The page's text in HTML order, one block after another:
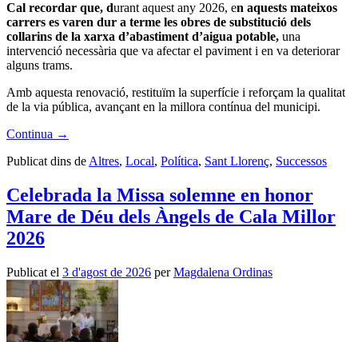
Cal recordar que, durant aquest any 2026, en aquests mateixos
carrers es varen dur a terme les obres de substitució dels
collarins de la xarxa d’abastiment d’aigua potable, una
intervenció necessària que va afectar el paviment i en va deteriorar
alguns trams.
Amb aquesta renovació, restituïm la superfície i reforçam la qualitat
de la via pública, avançant en la millora contínua del municipi.
Continua →
Publicat dins de Altres, Local, Política, Sant Llorenç, Successos
Celebrada la Missa solemne en honor
Mare de Déu dels Àngels de Cala Millor
2026
Publicat el 3 d'agost de 2026 perMagdalena Ordinas